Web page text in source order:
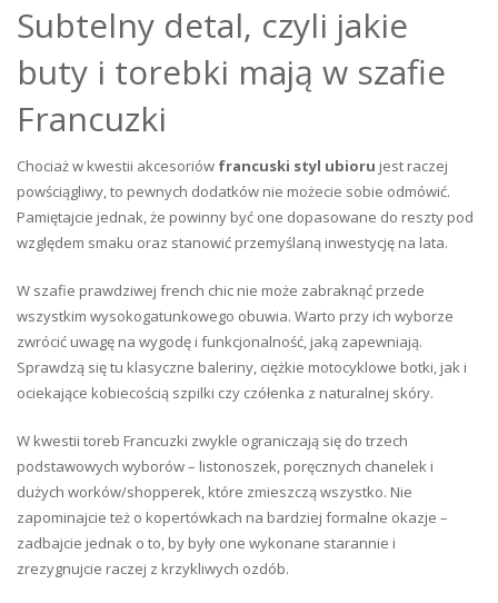
Subtelny detal, czyli jakie
buty i torebki mają w szafie
Francuzki
Chociaż w kwestii akcesoriów francuski styl ubioru jest raczej
powściągliwy, to pewnych dodatków nie możecie sobie odmówić.
Pamiętajcie jednak, że powinny być one dopasowane do reszty pod
względem smaku oraz stanowić przemyślaną inwestycję na lata.
W szafie prawdziwej french chic nie może zabraknąć przede
wszystkim wysokogatunkowego obuwia. Warto przy ich wyborze
zwrócić uwagę na wygodę i funkcjonalność, jaką zapewniają.
Sprawdzą się tu klasyczne baleriny, ciężkie motocyklowe botki, jak i
ociekające kobiecością szpilki czy czółenka z naturalnej skóry.
W kwestii toreb Francuzki zwykle ograniczają się do trzech
podstawowych wyborów – listonoszek, poręcznych chanelek i
dużych worków/shopperek, które zmieszczą wszystko. Nie
zapominajcie też o kopertówkach na bardziej formalne okazje –
zadbajcie jednak o to, by były one wykonane starannie i
zrezygnujcie raczej z krzykliwych ozdób.